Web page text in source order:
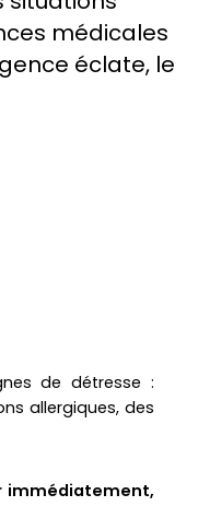
médicales
éclate, le
de détresse :
allergiques, des
immédiatement,